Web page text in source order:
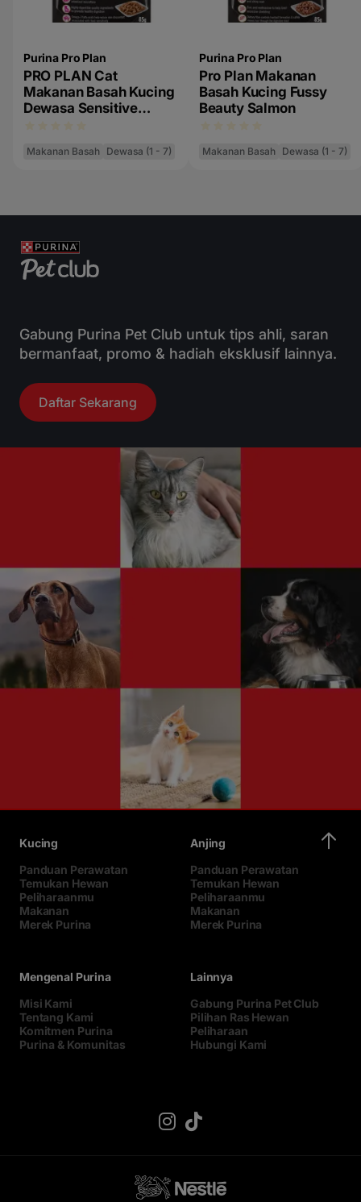
Purina Pro Plan
PRO PLAN Cat
Makanan Basah Kucing
Dewasa Sensitive
Makanan Basah Dewasa (1 - 7)
Purina Pro Plan
Pro Plan Makanan
Basah Kucing Fussy
Beauty Salmon
Makanan Basah Dewasa (1 - 7)
Gabung Purina Pet Club untuk tips ahli, saran
bermanfaat, promo & hadiah eksklusif lainnya.
Daftar Sekarang
Kucing
Panduan Perawatan
Temukan Hewan
Peliharaanmu
Makanan
Merek Purina
Anjing
Panduan Perawatan
Temukan Hewan
Peliharaanmu
Makanan
Merek Purina
Mengenal Purina
Misi Kami
Tentang Kami
Komitmen Purina
Purina & Komunitas
Lainnya
Gabung Purina Pet Club
Pilihan Ras Hewan
Peliharaan
Hubungi Kami